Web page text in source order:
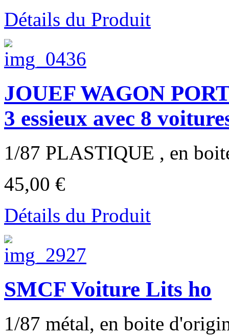
Détails du Produit
JOUEF WAGON
3 essieux avec 8
1/87 PLASTIQUE , en
45,00 €
Détails du Produit
SMCF Voiture Lits ho
1/87 métal, en boite